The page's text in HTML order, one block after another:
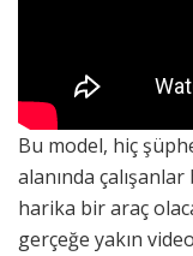
Bu model, hiç
alanında
harika bir araç
gerçeğe yakın